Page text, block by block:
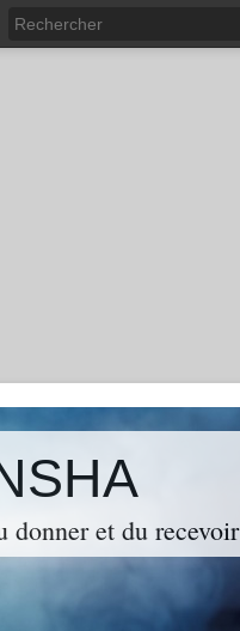
donner et du recevoir